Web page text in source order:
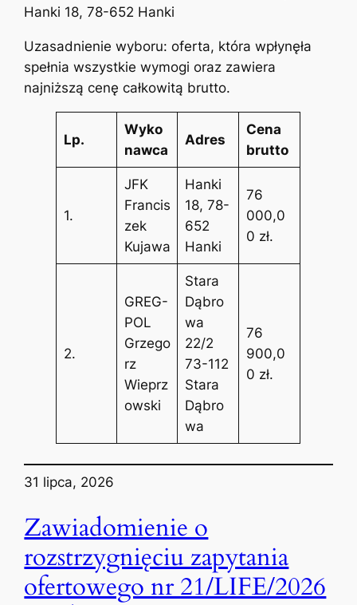
Hanki 18, 78-652 Hanki
Uzasadnienie wyboru: oferta, która wpłynęła
spełnia wszystkie wymogi oraz zawiera
najniższą cenę całkowitą brutto.
Lp.
Wyko
nawca
Adres
Cena
brutto
1.
JFK
Francis
zek
Kujawa
Hanki
18, 78-
652
Hanki
76
000,0
0 zł.
2.
GREG-
POL
Grzego
rz
Wieprz
owski
Stara
Dąbro
wa
22/2
73-112
Stara
Dąbro
wa
76
900,0
0 zł.
31 lipca, 2026
Zawiadomienie o
rozstrzygnięciu zapytania
ofertowego nr 21/LIFE/2026